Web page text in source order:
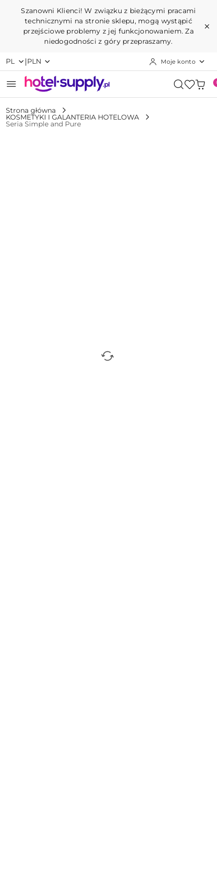
Przejdź do treści głównej
Przejdź do wyszukiwarki
Przejdź do moje konto
Przejdź do menu głównego
Przejdź do opisu produktu
Przejdź do stopki
Szanowni Klienci! W związku z bieżącymi pracami
technicznymi na stronie sklepu, mogą wystąpić
przejściowe problemy z jej funkcjonowaniem. Za
niedogodności z góry przepraszamy.
PL |PLN Moje konto
Strona główna
KOSMETYKI I GALANTERIA HOTELOWA
Seria Simple and Pure